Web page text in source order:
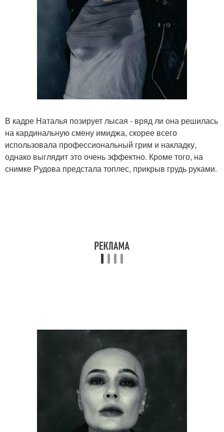
В кадре Наталья позирует лысая - вряд ли она решилась
на кардинальную смену имиджа, скорее всего
использовала профессиональный грим и накладку,
однако выглядит это очень эффектно. Кроме того, на
снимке Рудова предстала топлес, прикрыв грудь руками.